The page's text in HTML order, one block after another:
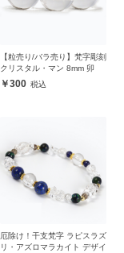
【粒売り/バラ売り】梵字彫刻
クリスタル・マン 8mm 卯
300
厄除け！干支梵字 ラピスラズ
リ・アズロマラカイト デザイ